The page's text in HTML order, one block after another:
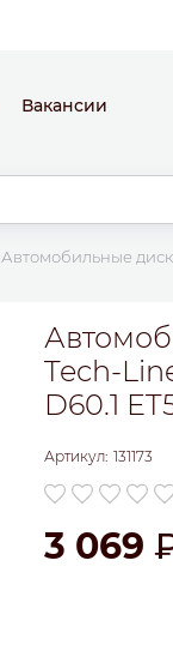
Вакансии
Автомобильные
Tech-
D60.1
Артикул: 131173
3 069